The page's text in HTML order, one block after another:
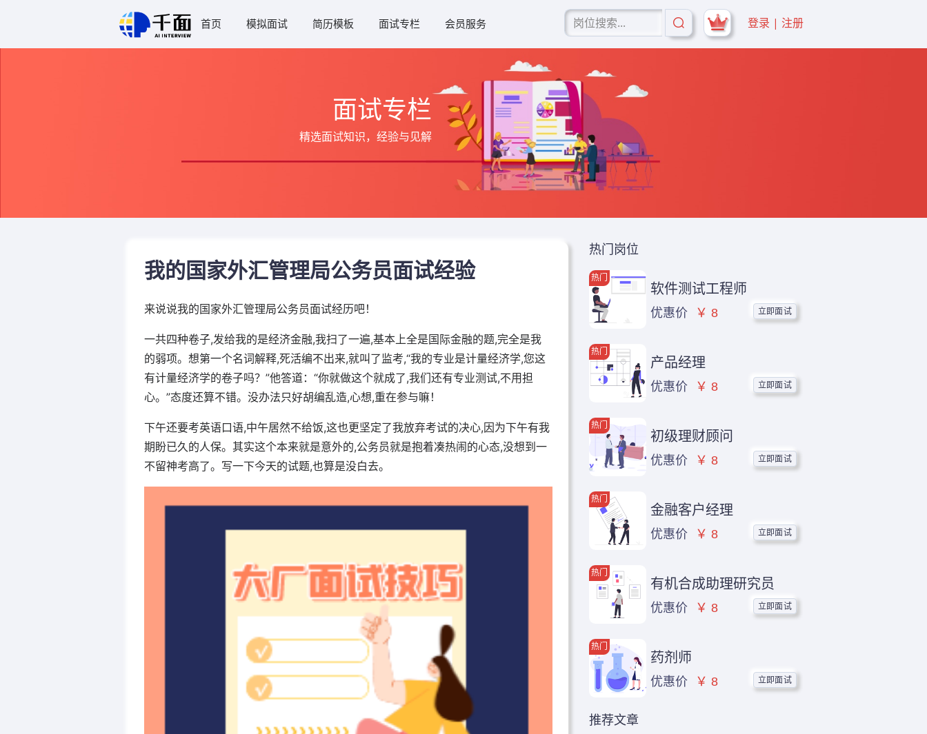
首页 模拟面试 简历模板 面试专栏 会员服务 登录 | 注册
面试专栏
精选面试知识，经验与见解
我的国家外汇管理局公务员面试经验
来说说我的国家外汇管理局公务员面试经历吧！
一共四种卷子,发给我的是经济金融,我扫了一遍,基本上全是国际金融的题,完全是我
的弱项。想第一个名词解释,死活编不出来,就叫了监考,“我的专业是计量经济学,您这
有计量经济学的卷子吗？”他答道：“你就做这个就成了,我们还有专业测试,不用担
心。”态度还算不错。没办法只好胡编乱造,心想,重在参与嘛！
下午还要考英语口语,中午居然不给饭,这也更坚定了我放弃考试的决心,因为下午有我
期盼已久的人保。其实这个本来就是意外的,公务员就是抱着凑热闹的心态,没想到一
不留神考高了。写一下今天的试题,也算是没白去。
热门岗位
热门
软件测试工程师
优惠价 ￥ 8 立即面试
热门
产品经理
优惠价 ￥ 8 立即面试
热门
初级理财顾问
优惠价 ￥ 8 立即面试
热门
金融客户经理
优惠价 ￥ 8 立即面试
热门
有机合成助理研究员
优惠价 ￥ 8 立即面试
热门
药剂师
优惠价 ￥ 8 立即面试
推荐文章